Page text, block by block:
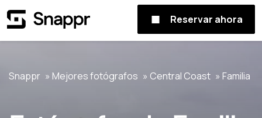
Reservar ahora
Snappr Mejores fotógrafos Central Coast Familia